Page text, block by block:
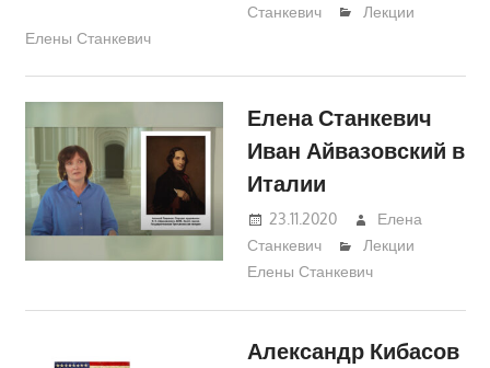
Станкевич
Лекции
Елены Станкевич
Елена Станкевич
Иван Айвазовский в
Италии
23.11.2020
Елена
Станкевич
Лекции
Елены Станкевич
Александр Кибасов